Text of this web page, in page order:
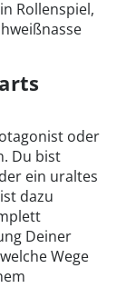
Rollenspiel,
oder
Du bist
ein uraltes
dazu
Deiner
Wege